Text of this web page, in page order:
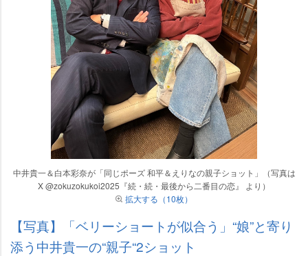
中井貴一＆白本彩奈が「同じポーズ 和平＆えりなの親子ショット」（写真は
X @zokuzokukoi2025『続・続・最後から二番目の恋』 より）
拡大する（10枚）
【写真】「ベリーショートが似合う」“娘”と寄り
添う中井貴一の“親子“2ショット